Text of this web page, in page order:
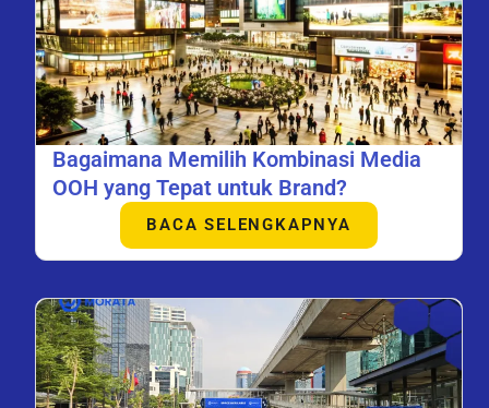
Bagaimana Memilih Kombinasi Media
OOH yang Tepat untuk Brand?
BACA SELENGKAPNYA